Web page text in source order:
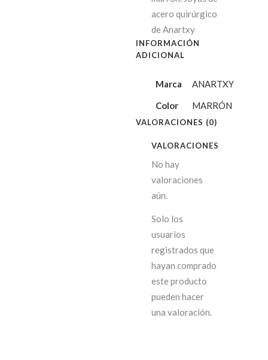
acero quirúrgico
de Anartxy
INFORMACIÓN
ADICIONAL
Marca
ANARTXY
Color
MARRÓN
VALORACIONES (0)
VALORACIONES
No hay
valoraciones
aún.
Solo los
usuarios
registrados que
hayan comprado
este producto
pueden hacer
una valoración.